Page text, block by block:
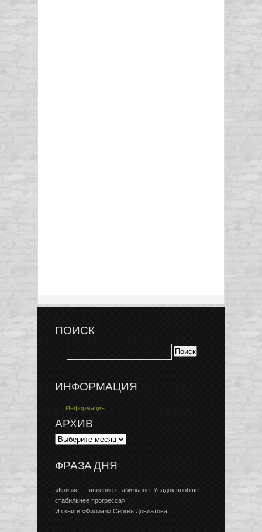
ПОИСК
ИНФОРМАЦИЯ
Информация
АРХИВ
ФРАЗА ДНЯ
«Кризис — явление стабильное. Упадок вообще
стабильнее прогресса»
Из книги «Филиал» Сергея Довлатова